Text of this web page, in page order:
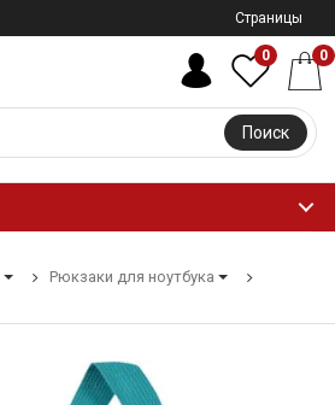
Страницы
Поиск
0 0
Рюкзаки для ноутбука